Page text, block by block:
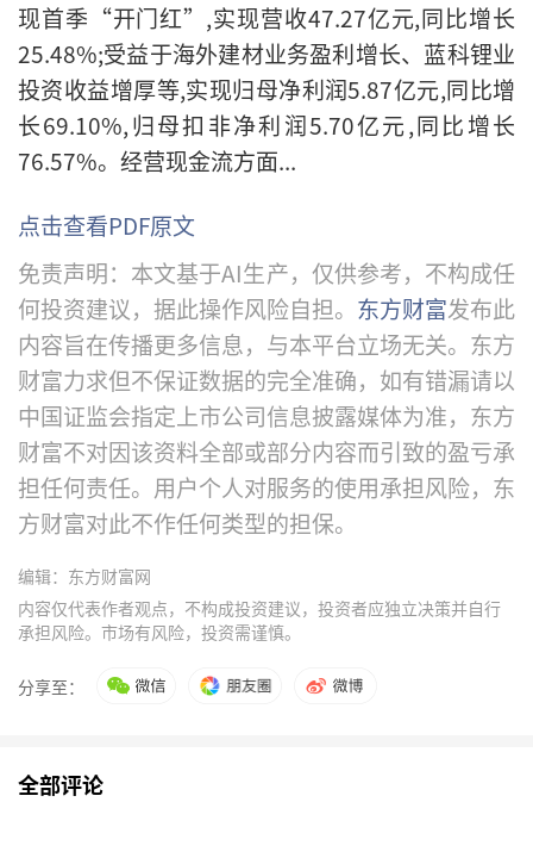
现首季“开门红”,实现营收47.27亿元,同比增长
25.48%;受益于海外建材业务盈利增长、蓝科锂业
投资收益增厚等,实现归母净利润5.87亿元,同比增
长69.10%,归母扣非净利润5.70亿元,同比增长
76.57%。经营现金流方面...
点击查看PDF原文
免责声明：本文基于AI生产，仅供参考，不构成任
何投资建议，据此操作风险自担。 东方财富发布此
内容旨在传播更多信息，与本平台立场无关。东方
财富力求但不保证数据的完全准确，如有错漏请以
中国证监会指定上市公司信息披露媒体为准，东方
财富不对因该资料全部或部分内容而引致的盈亏承
担任何责任。用户个人对服务的使用承担风险，东
方财富对此不作任何类型的担保。
编辑：东方财富网
内容仅代表作者观点，不构成投资建议，投资者应独立决策并自行
承担风险。市场有风险，投资需谨慎。
分享至：
全部评论